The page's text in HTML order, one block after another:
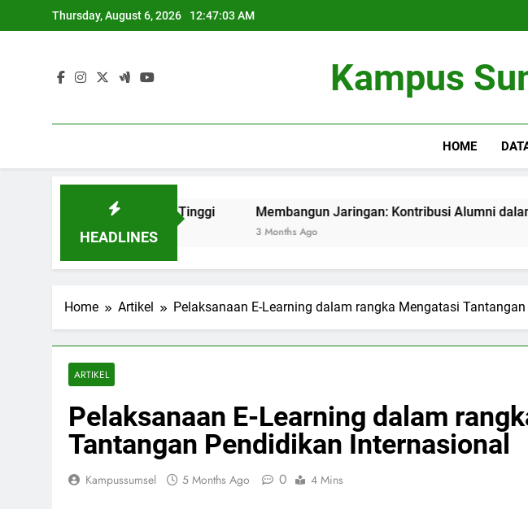
to
Thursday, August 6, 2026 12:47:03 AM
Kampus
HOME
HEADLINES
di Perguruan Tinggi Membangun Jaringan: Kontribusi Alumni dalam
3 Months Ago
Home Artikel Pelaksanaan E-Learning dalam rangka Mengatasi
ARTIKEL
Pelaksanaan E-Learning dalam
Tantangan Pendidikan Internasional
Kampussumsel 5 Months Ago 0 4 Mins